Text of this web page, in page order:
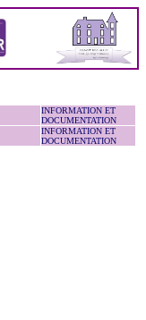
INFORMATION ET
DOCUMENTATION
INFORMATION ET
DOCUMENTATION